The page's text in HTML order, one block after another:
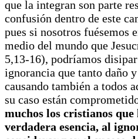
que la integran son parte
confusión dentro de este
pues si nosotros fuésemos
medio del mundo que
5,13-16), podríamos
ignorancia que tanto daño
causando también a todos
su caso están
muchos los cristianos
verdadera esencia, al